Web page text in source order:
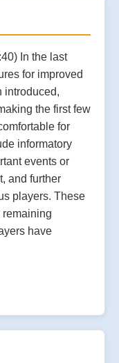
In the last
for improved
introduced,
the first few
for
informatory
events or
and further
players. These
remaining
have